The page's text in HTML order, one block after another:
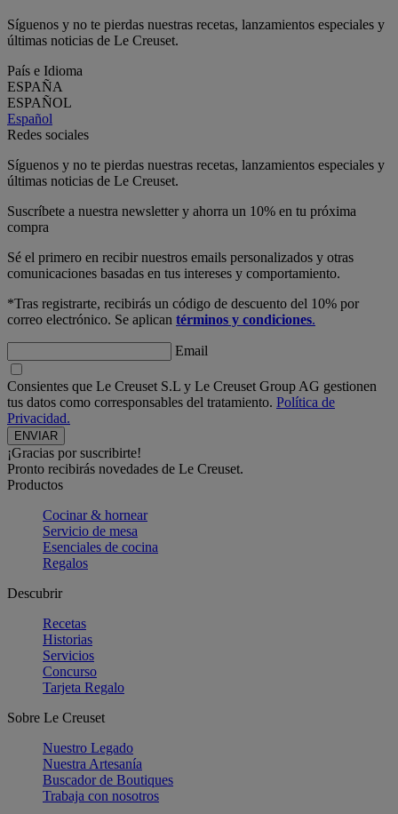
Síguenos y no te pierdas nuestras recetas, lanzamientos especiales y
últimas noticias de Le Creuset.
País e Idioma
ESPAÑA
ESPAÑOL
Español
Redes sociales
Síguenos y no te pierdas nuestras recetas, lanzamientos especiales y
últimas noticias de Le Creuset.
Suscríbete a nuestra newsletter y ahorra un 10% en tu próxima
compra
Sé el primero en recibir nuestros emails personalizados y otras
comunicaciones basadas en tus intereses y comportamiento.
*Tras registrarte, recibirás un código de descuento del 10% por
correo electrónico. Se aplican términos y condiciones.
Email
Consientes que Le Creuset S.L y Le Creuset Group AG gestionen
tus datos como corresponsables del tratamiento. Política de
Privacidad.
¡Gracias por suscribirte!
Pronto recibirás novedades de Le Creuset.
Productos
Cocinar & hornear
Servicio de mesa
Esenciales de cocina
Regalos
Descubrir
Recetas
Historias
Servicios
Concurso
Tarjeta Regalo
Sobre Le Creuset
Nuestro Legado
Nuestra Artesanía
Buscador de Boutiques
Trabaja con nosotros